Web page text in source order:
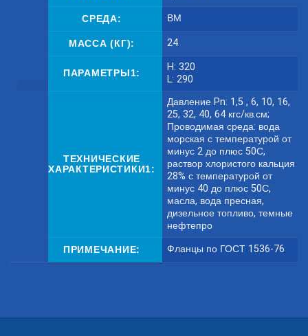
СРЕДА: ВМ
МАССА (КГ): 24
ПАРАМЕТРЫ1:
H: 320
L: 290
ТЕХНИЧЕСКИЕ
ХАРАКТЕРИСТИКИ1:
Давление Pn: 1,5 , 6, 10, 16,
25, 32, 40, 64 кгс/кв.см;
Проводимая среда: вода
морская с температурой от
минус 2 до плюс 50С,
раствор хлористого кальция
28% с температурой от
минус 40 до плюс 50С,
масла, вода пресная,
дизельное топливо, темные
нефтепро
ПРИМЕЧАНИЕ: Фланцы по ГОСТ 1536-76